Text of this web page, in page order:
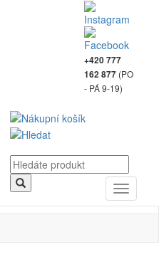
+420 777
162 877 (PO
- PÁ 9-19)
Toggle